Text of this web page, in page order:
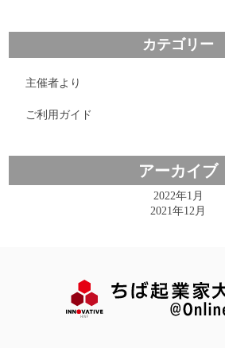
カテゴリー
主催者より
ご利用ガイド
アーカイブ
2022年1月
2021年12月